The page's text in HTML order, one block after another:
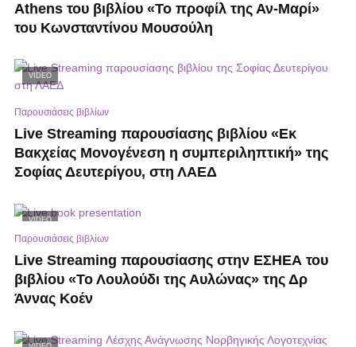
Athens του βιβλίου «Το προφίλ της Αν-Μαρί»
του Κωνσταντίνου Μουσούλη
VIDEO
Παρουσιάσεις βιβλίων
Live Streaming παρουσίασης βιβλίου «Εκ
Βακχείας Μονογένεση η συμπεριληπτική» της
Σοφίας Δευτερίγου, στη ΛΑΕΔ
VIDEO
Παρουσιάσεις βιβλίων
Live Streaming παρουσίασης στην ΕΣΗΕΑ του
βιβλίου «Το Λουλούδι της Αυλώνας» της Δρ
Άννας Κοέν